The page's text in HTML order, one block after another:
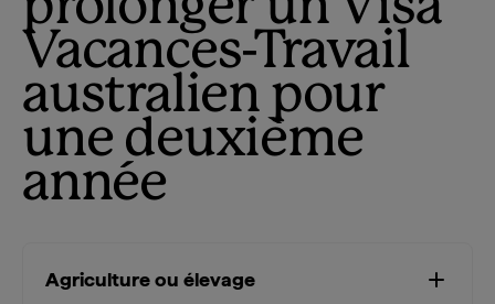
Vacances-Travail
australien pour
une deuxième
année
Agriculture ou élevage